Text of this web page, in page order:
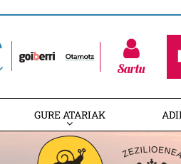
Sartu
GURE ATARIAK